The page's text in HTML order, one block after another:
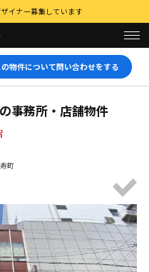
イナー募集しています
の物件について問い合わせをする
事務所・店舗物件
町